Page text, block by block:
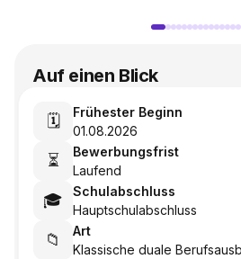
Auf einen Blick
🗓️
Frühester Beginn
01.08.2026
⏳
Bewerbungsfrist
Laufend
🎓
Schulabschluss
Hauptschulabschluss
📁
Art
Klassische duale